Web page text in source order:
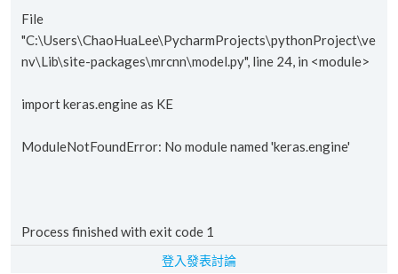
File
"C:\Users\ChaoHuaLee\PycharmProjects\pythonProject\ve
nv\Lib\site-packages\mrcnn\model.py", line 24, in <module>
import keras.engine as KE
ModuleNotFoundError: No module named 'keras.engine'
Process finished with exit code 1
登入發表討論